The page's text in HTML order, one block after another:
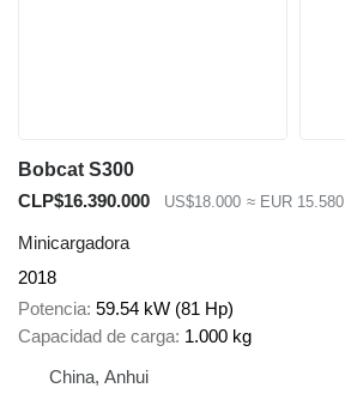
Bobcat S300
CLP$16.390.000
US$18.000 ≈ EUR 15.580
Minicargadora
2018
Potencia 59.54 kW (81 Hp)
Capacidad de carga 1.000 kg
China, Anhui